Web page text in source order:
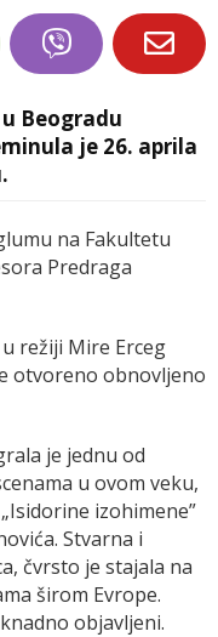
Beogradu
je 26. aprila
na Fakultetu
Predraga
režiji Mire Erceg
otvoreno obnovljeno
je jednu od
u ovom veku,
izohimene”
Stvarna i
čvrsto je stajala na
širom Evrope.
objavljeni.